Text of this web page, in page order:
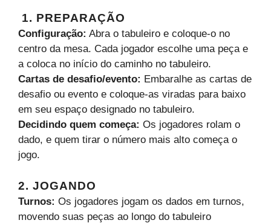
1. PREPARAÇÃO
Configuração: Abra o tabuleiro e coloque-o no
centro da mesa. Cada jogador escolhe uma peça e
a coloca no início do caminho no tabuleiro.
Cartas de desafio/evento: Embaralhe as cartas de
desafio ou evento e coloque-as viradas para baixo
em seu espaço designado no tabuleiro.
Decidindo quem começa: Os jogadores rolam o
dado, e quem tirar o número mais alto começa o
jogo.
2. JOGANDO
Turnos: Os jogadores jogam os dados em turnos,
movendo suas peças ao longo do tabuleiro